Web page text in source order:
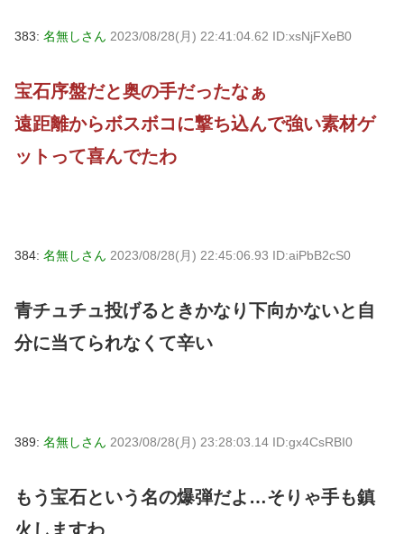
383: 名無しさん 2023/08/28(月) 22:41:04.62 ID:xsNjFXeB0
宝石序盤だと奥の手だったなぁ
遠距離からボスボコに撃ち込んで強い素材ゲ
ットって喜んでたわ
384: 名無しさん 2023/08/28(月) 22:45:06.93 ID:aiPbB2cS0
青チュチュ投げるときかなり下向かないと自
分に当てられなくて辛い
389: 名無しさん 2023/08/28(月) 23:28:03.14 ID:gx4CsRBI0
もう宝石という名の爆弾だよ…そりゃ手も鎮
火しますわ